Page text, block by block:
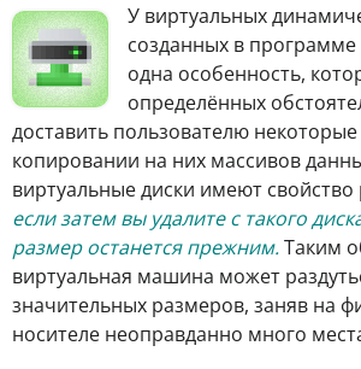
У виртуальных
созданных в программе
одна особенность,
определённых
доставить пользователю
копировании на них массивов
виртуальные диски имеют свойство
если затем вы удалите с такого
размер останется прежним.Таким
виртуальная машина может
значительных размеров, заняв на
носителе неоправданно много